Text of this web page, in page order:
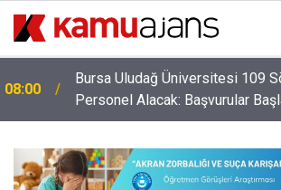
08:00
Bursa Uludağ Üniversitesi 109
Personel Alacak: Başvurular